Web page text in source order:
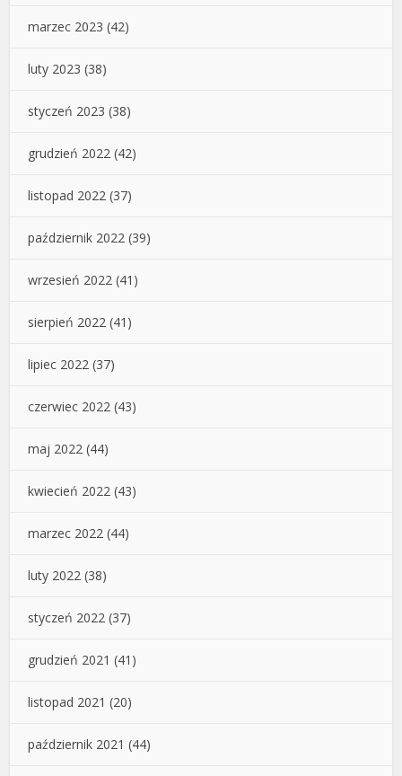
marzec 2023 (42)
luty 2023 (38)
styczeń 2023 (38)
grudzień 2022 (42)
listopad 2022 (37)
październik 2022 (39)
wrzesień 2022 (41)
sierpień 2022 (41)
lipiec 2022 (37)
czerwiec 2022 (43)
maj 2022 (44)
kwiecień 2022 (43)
marzec 2022 (44)
luty 2022 (38)
styczeń 2022 (37)
grudzień 2021 (41)
listopad 2021 (20)
październik 2021 (44)